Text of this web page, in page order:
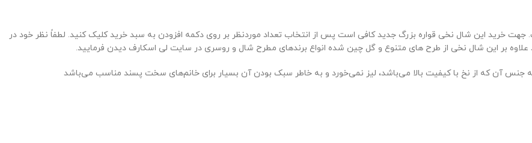
خرید این شال نخی قواره بزرگ جدید کافی است پس از انتخاب تعداد موردنظر بر روی دکمه افزودن به سبد خرید کلیک کنید. لطفاً نظر خود در
علاوه بر این شال نخی از طرح های متنوع و گل چین شده انواع برندهای مطرح شال و روسری در سایت لی اسکارف دیدن فرمایید.
جنس آن که از نخ با کیفیت بالا می‌باشد، لیز نمی‌خورد و به خاطر سبک بودن آن بسیار برای خانم‌های سخت پسند مناسب می‌باشد